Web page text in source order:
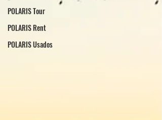
POLARIS Tour
POLARIS Rent
POLARIS Usados